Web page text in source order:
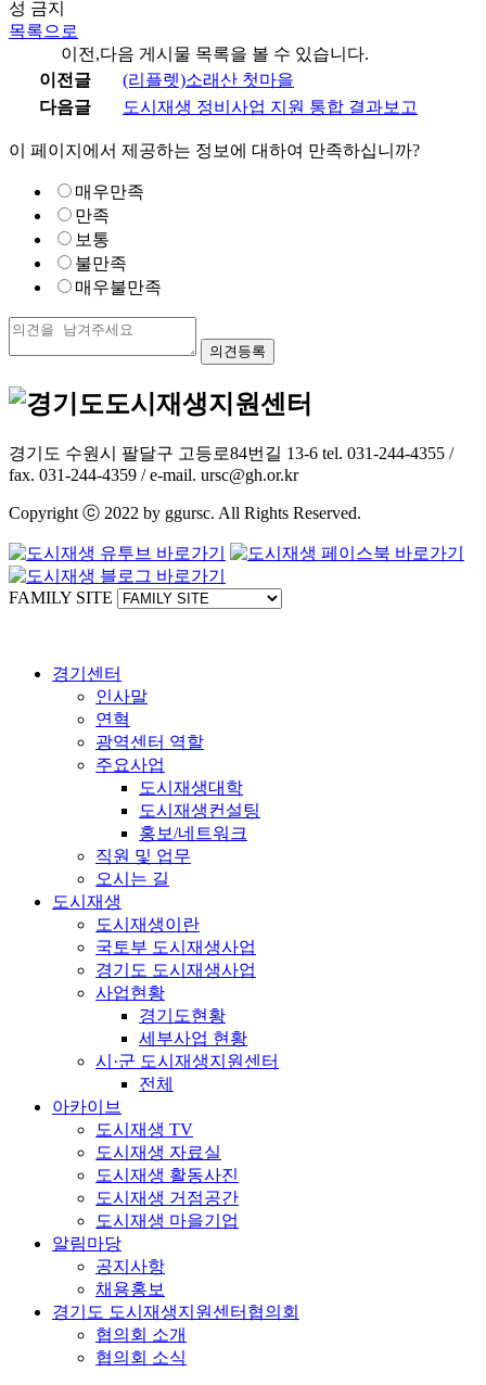
목록으로
이전,다음 게시물 목록을 볼 수 있습니다.
이전글
(리플렛)소래산 첫마을
다음글
도시재생 정비사업 지원 통합 결과보고
이 페이지에서 제공하는 정보에 대하여 만족하십니까?
매우만족
만족
보통
불만족
매우불만족
경기도 수원시 팔달구 고등로84번길 13-6 tel. 031-244-4355 /
fax. 031-244-4359 / e-mail. ursc@gh.or.kr
Copyright ⓒ 2022 by ggursc. All Rights Reserved.
FAMILY SITE
경기센터
인사말
연혁
광역센터 역할
주요사업
도시재생대학
도시재생컨설팅
홍보/네트워크
직원 및 업무
오시는 길
도시재생
도시재생이란
국토부 도시재생사업
경기도 도시재생사업
사업현황
경기도현황
세부사업 현황
시·군 도시재생지원센터
전체
아카이브
도시재생 TV
도시재생 자료실
도시재생 활동사진
도시재생 거점공간
도시재생 마을기업
알림마당
공지사항
채용홍보
경기도 도시재생지원센터협의회
협의회 소개
협의회 소식